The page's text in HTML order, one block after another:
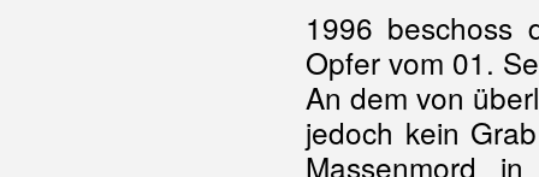
1996 beschoss
Opfer vom 01.
An dem von
jedoch kein
Massenmord